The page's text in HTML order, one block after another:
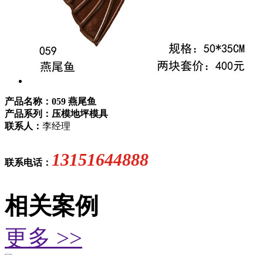
产品名称：059 燕尾鱼
产品系列：压模地坪模具
联系人： 李经理
联系电话： 13151644888
相关案例
更多 >>